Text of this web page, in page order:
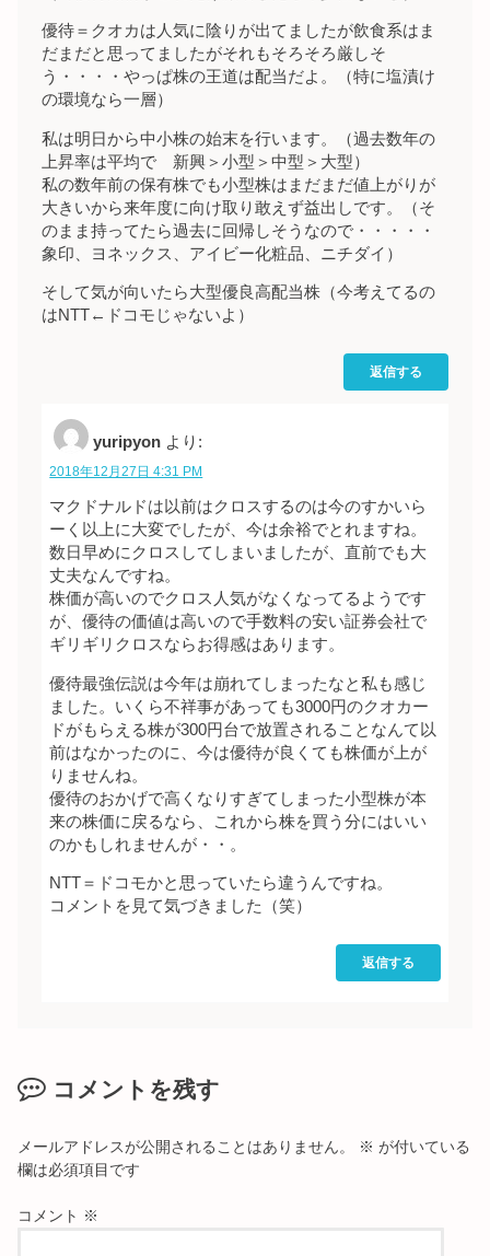
優待＝クオカは人気に陰りが出てましたが飲食系はま
だまだと思ってましたがそれもそろそろ厳しそ
う・・・・やっぱ株の王道は配当だよ。（特に塩漬け
の環境なら一層）
私は明日から中小株の始末を行います。（過去数年の
上昇率は平均で 新興＞小型＞中型＞大型）
私の数年前の保有株でも小型株はまだまだ値上がりが
大きいから来年度に向け取り敢えず益出しです。（そ
のまま持ってたら過去に回帰しそうなので・・・・・
象印、ヨネックス、アイビー化粧品、ニチダイ）
そして気が向いたら大型優良高配当株（今考えてるの
はNTT←ドコモじゃないよ）
返信する
yuripyon より:
2018年12月27日 4:31 PM
マクドナルドは以前はクロスするのは今のすかいら
ーく以上に大変でしたが、今は余裕でとれますね。
数日早めにクロスしてしまいましたが、直前でも大
丈夫なんですね。
株価が高いのでクロス人気がなくなってるようです
が、優待の価値は高いので手数料の安い証券会社で
ギリギリクロスならお得感はあります。
優待最強伝説は今年は崩れてしまったなと私も感じ
ました。いくら不祥事があっても3000円のクオカー
ドがもらえる株が300円台で放置されることなんて以
前はなかったのに、今は優待が良くても株価が上が
りませんね。
優待のおかげで高くなりすぎてしまった小型株が本
来の株価に戻るなら、これから株を買う分にはいい
のかもしれませんが・・。
NTT＝ドコモかと思っていたら違うんですね。
コメントを見て気づきました（笑）
返信する
コメントを残す
メールアドレスが公開されることはありません。 ※ が付いている
欄は必須項目です
コメント ※